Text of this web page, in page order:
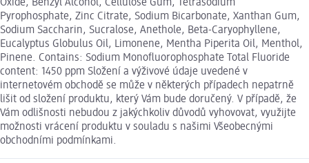
Oxide, Benzyl Alcohol, Cellulose Gum, Tetrasodium
Pyrophosphate, Zinc Citrate, Sodium Bicarbonate, Xanthan Gum,
Sodium Saccharin, Sucralose, Anethole, Beta-Caryophyllene,
Eucalyptus Globulus Oil, Limonene, Mentha Piperita Oil, Menthol,
Pinene. Contains: Sodium Monofluorophosphate Total Fluoride
content: 1450 ppm Složení a výživové údaje uvedené v
internetovém obchodě se může v některých případech nepatrně
lišit od složení produktu, který Vám bude doručený. V případě, že
Vám odlišnosti nebudou z jakýchkoliv důvodů vyhovovat, využijte
možnosti vrácení produktu v souladu s našimi Všeobecnými
obchodními podmínkami.